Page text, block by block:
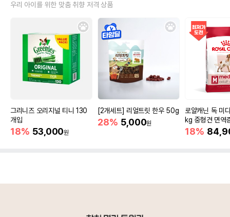
우리 아이를 위한 맞춤 취향 저격 상품
그리니즈 오리지널 티니 130
개입
18% 53,000원
[2개세트] 리얼트릿 한우 50g
28% 5,000원
로얄캐닌 독 미
kg 중형견 면역
18%